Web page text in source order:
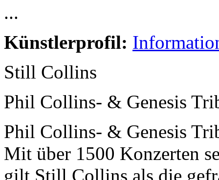
...
Künstlerprofil:
Still Collins
Phil Collins- & Genesis
Phil Collins- & Genesis
Mit über 1500 Konzerten
gilt Still Collins als die